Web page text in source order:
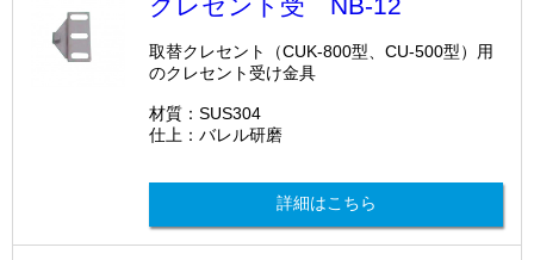
取替クレセント（CUK-800型、CU-500型）用
のクレセント受け金具
材質：SUS304
仕上：バレル研磨
詳細はこちら